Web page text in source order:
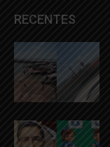
RECENTES